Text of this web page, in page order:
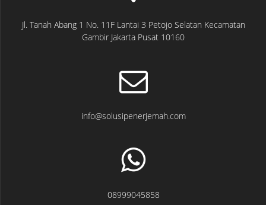
Jl. Tanah Abang 1 No. 11F Lantai 3 Petojo Selatan Kecamatan
Gambir Jakarta Pusat 10160
info@solusipenerjemah.com
08999045858